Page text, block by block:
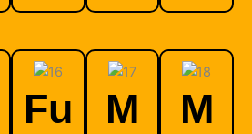
Fu
M
M